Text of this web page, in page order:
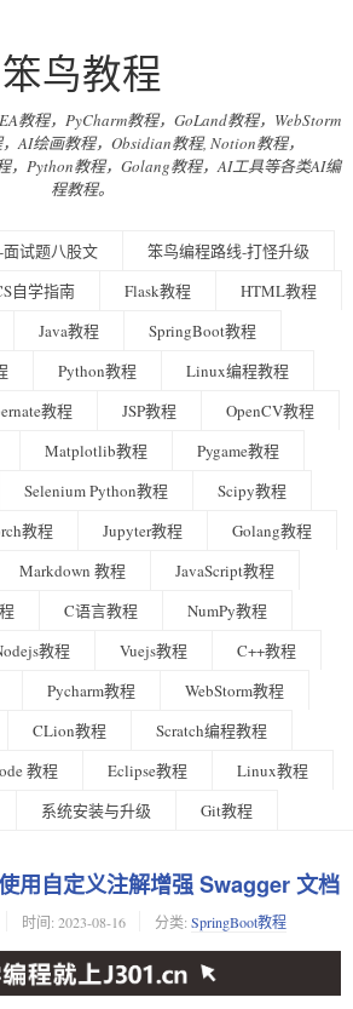
笨鸟教程
教程，PyCharm教程，GoLand教程，WebStorm
AI绘画教程，Obsidian教程, Notion教程，
，Python教程，Golang教程，AI工具等各类AI编
程教程。
试题八股文
笨鸟编程路线-打怪升级
自学指南 Flask教程
HTML教程
Java教程
SpringBoot教程
Python教程
Linux编程教程
教程 JSP教程
OpenCV教程
Matplotlib教程
Pygame教程
Selenium Python教程
Scipy教程
教程 Jupyter教程
Golang教程
Markdown 教程
JavaScript教程
C语言教程
NumPy教程
教程 Vuejs教程
C++教程
Pycharm教程
WebStorm教程
CLion教程
Scratch编程教程
教程 Eclipse教程
Linux教程
系统安装与升级 Git教程
用自定义注解增强 Swagger 文档
时间: 2023-08-16 分类: SpringBoot教程